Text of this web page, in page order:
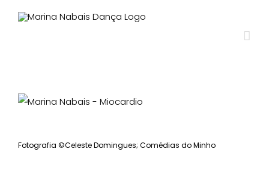
View
Fotografia ©Celeste Domingues; Comédias do Minho